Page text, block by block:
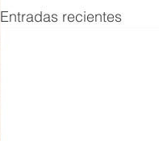
Entradas recientes